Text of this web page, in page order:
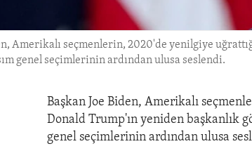
Amerikalı seçmenlerin, 2020'de yenilgiye
genel seçimlerinin ardından ulusa seslendi.
Başkan Joe Biden, Amerikalı
Donald Trump'ın yeniden başkanlık
genel seçimlerinin ardından ulusa